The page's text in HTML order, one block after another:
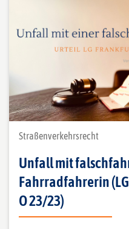
Straßenverkehrsrecht
Unfall mit
Fahrradfahrerin
O 23/23)